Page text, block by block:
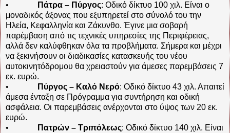
•
Πάτρα – Πύργος: Οδικό δίκτυο 100 χιλ. Είναι ο
μοναδικός άξονας που εξυπηρετεί στο σύνολό του την
Ηλεία, Κεφαλληνία και Ζάκυνθο. Έγινε μια σοβαρή
παρέμβαση από τις τεχνικές υπηρεσίες της Περιφέρειας,
αλλά δεν καλύφθηκαν όλα τα προβλήματα. Σήμερα και μέχρι
να ξεκινήσουν οι διαδικασίες κατασκευής του νέου
αυτοκινητόδρομου θα χρειαστούν για άμεσες παρεμβάσεις 7
εκ. ευρώ.
•
Πύργος – Καλό Νερό: Οδικό δίκτυο 43 χιλ. Απαιτεί
άμεσα ένταξη σε Πρόγραμμα για συντήρηση και οδική
ασφάλεια. Οι παρεμβάσεις ανέρχονται στο ύψος των 20 εκ.
ευρώ.
•
Πατρών – Τριπόλεως: Οδικό δίκτυο 140 χιλ. Είναι